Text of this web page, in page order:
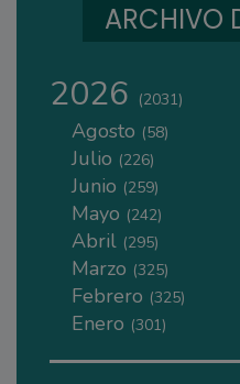
ARCHIVO
2026 (2031)
Agosto (58)
Julio (226)
Junio (259)
Mayo (242)
Abril (295)
Marzo (325)
Febrero (325)
Enero (301)